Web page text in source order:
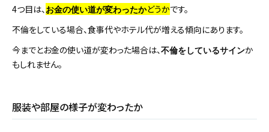
4つ目は、 お金の使い道が変わったかどうかです。
不倫をしている場合、食事代やホテル代が増える傾向にあります。
今までとお金の使い道が変わった場合は、不倫をしているサインか
もしれません。
服装や部屋の様子が変わったか